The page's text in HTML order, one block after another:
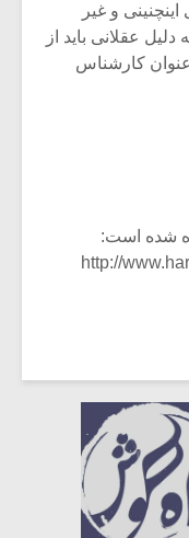
و غیر
عقلانی باید از
کارشناس
شده است:
http://